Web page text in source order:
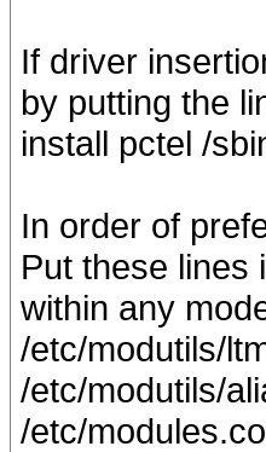
If driver
by putting the
install pctel /
In order of
Put these lines
within any
/etc/modutils/
/etc/modutils/
/etc/